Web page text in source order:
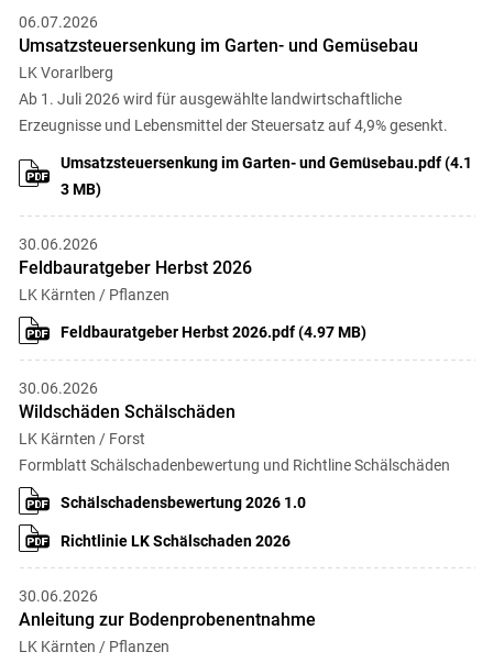
Umsatzsteuersenkung im Garten- und Gemüsebau
LK Vorarlberg
Ab 1. Juli 2026 wird für ausgewählte landwirtschaftliche
Erzeugnisse und Lebensmittel der Steuersatz auf 4,9% gesenkt.
Umsatzsteuersenkung im Garten- und Gemüsebau.pdf (4.1
3 MB)
06.07.2026
Feldbauratgeber Herbst 2026
LK Kärnten / Pflanzen
Feldbauratgeber Herbst 2026.pdf (4.97 MB)
30.06.2026
Wildschäden Schälschäden
LK Kärnten / Forst
Formblatt Schälschadenbewertung und Richtline Schälschäden
Schälschadensbewertung 2026 1.0
Richtlinie LK Schälschaden 2026
30.06.2026
Anleitung zur Bodenprobenentnahme
LK Kärnten / Pflanzen
30.06.2026